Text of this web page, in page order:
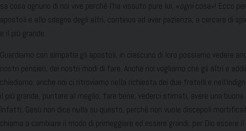
sa cosa ognuno di noi vive perché l’ha vissuto pure lui, « ogni cosa»! Ecco
apostoli e allo sdegno degli altri, continua ad aver pazienza, a cercare di
e il più grande.
Guardiamo con simpatia gli apostoli, in ciascuno di loro possiamo vedere
nostri pensieri, dei nostri modi di fare. Anche noi vogliamo che gli altri e
chiediamo; anche noi ci ritroviamo nella richiesta dei due fratelli e
il più grande, puntare al meglio, fare bene, vederci stimati, avere una
Infatti, Gesù non dice nulla su questo, perché non vuole discepoli
chiama a cambiare il modo di primeggiare ed essere grandi, per Dio essere